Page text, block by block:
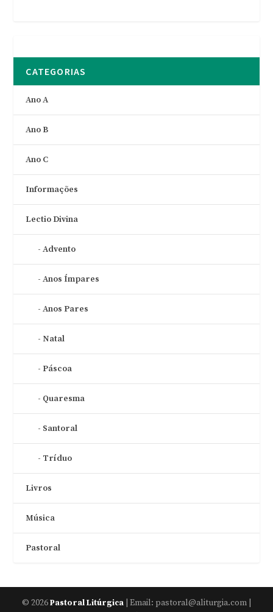
CATEGORIAS
Ano A
Ano B
Ano C
Informações
Lectio Divina
Advento
Anos Ímpares
Anos Pares
Natal
Páscoa
Quaresma
Santoral
Tríduo
Livros
Música
Pastoral
© 2026Pastoral Litúrgica | Email: pastoral@aliturgia.com |